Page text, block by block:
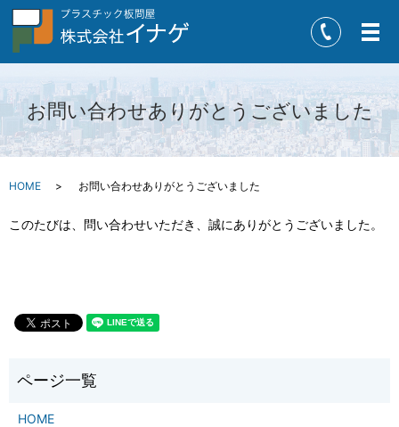
メ
お問い合わせありがとうございました
HOME お問い合わせありがとうございました
このたびは、問い合わせいただき、誠にありがとうございました。
HOME